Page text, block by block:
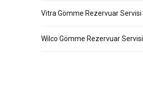
Vitra Gömme Rezervuar Servisi
Wilco Gömme Rezervuar Servisi